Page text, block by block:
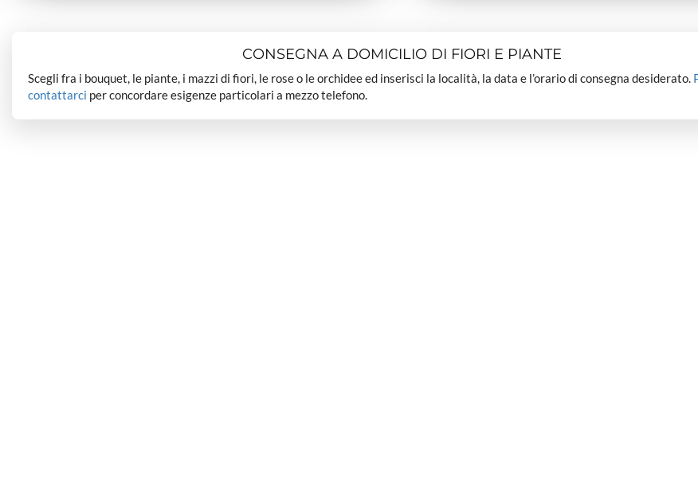
CONSEGNA A DOMICILIO DI FIORI E PIANTE
Scegli fra i bouquet, le piante, i mazzi di fiori, le rose o le orchidee ed inserisci la località, la data e l’orario di consegna desiderato.
contattarci per concordare esigenze particolari a mezzo telefono.